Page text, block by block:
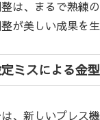
は、まるで熟練
が美しい成果を生
ミスによる金
、新しいプレス機